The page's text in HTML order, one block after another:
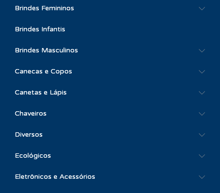
Brindes Femininos
Brindes Infantis
Brindes Masculinos
Canecas e Copos
Canetas e Lápis
Chaveiros
Diversos
Ecológicos
Eletrônicos e Acessórios